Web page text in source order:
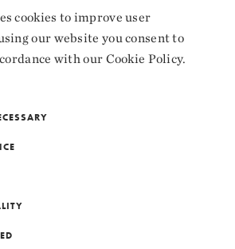
NORWEGIAN
ENGLISH
cookies to improve user
our website you consent to
with our Cookie Policy.